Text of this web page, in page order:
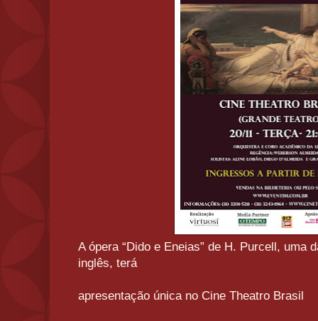
A ópera “Dido e Eneias” de H. Purcell, uma
inglês, terá
apresentação única no Cine Theatro Brasil